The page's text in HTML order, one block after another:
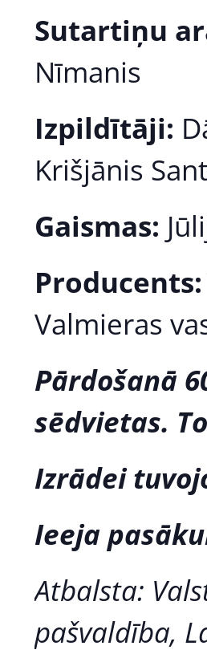
Sutartiņu
Nīmanis
Izpildītāji:
Krišjānis
Gaismas:
Producents:
Valmieras
Pārdošanā
sēdvietas.
Izrādei
Ieeja
Atbalsta:
pašvaldība,